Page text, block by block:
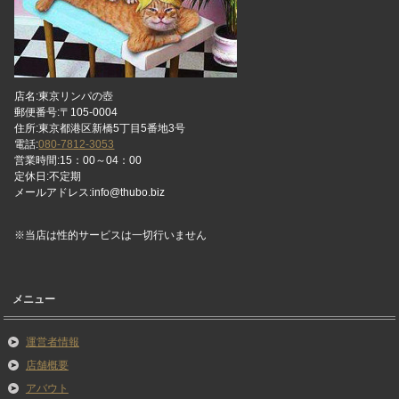
店名:東京リンパの壺
郵便番号:〒105-0004
住所:東京都港区新橋5丁目5番地3号
電話:080-7812-3053
営業時間:15：00～04：00
定休日:不定期
メールアドレス:info@thubo.biz
※当店は性的サービスは一切行いません
メニュー
運営者情報
店舗概要
アバウト